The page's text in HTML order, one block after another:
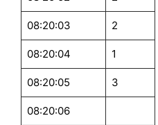
08:20:03 2
08:20:04 1
08:20:05 3
08:20:06